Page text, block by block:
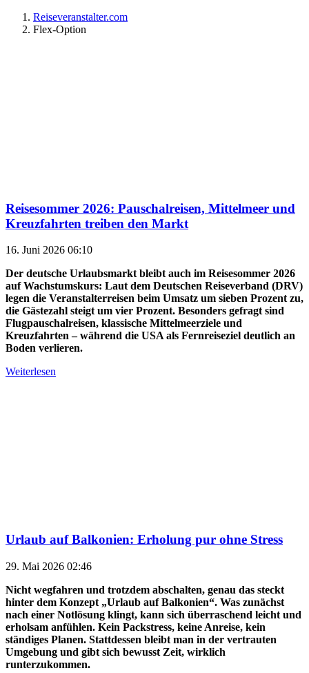
Reiseveranstalter.com
Flex-Option
Reisesommer 2026: Pauschalreisen, Mittelmeer und
Kreuzfahrten treiben den Markt
16. Juni 2026 06:10
Der deutsche Urlaubsmarkt bleibt auch im Reisesommer 2026
auf Wachstumskurs: Laut dem Deutschen Reiseverband (DRV)
legen die Veranstalterreisen beim Umsatz um sieben Prozent zu,
die Gästezahl steigt um vier Prozent. Besonders gefragt sind
Flugpauschalreisen, klassische Mittelmeerziele und
Kreuzfahrten – während die USA als Fernreiseziel deutlich an
Boden verlieren.
Weiterlesen
Urlaub auf Balkonien: Erholung pur ohne Stress
29. Mai 2026 02:46
Nicht wegfahren und trotzdem abschalten, genau das steckt
hinter dem Konzept „Urlaub auf Balkonien“. Was zunächst
nach einer Notlösung klingt, kann sich überraschend leicht und
erholsam anfühlen. Kein Packstress, keine Anreise, kein
ständiges Planen. Stattdessen bleibt man in der vertrauten
Umgebung und gibt sich bewusst Zeit, wirklich
runterzukommen.